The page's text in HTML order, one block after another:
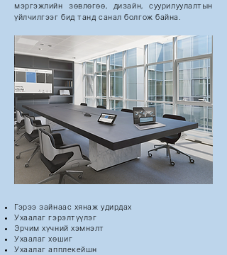
мэргэжлийн зөвлөгөө, дизайн, суурилуулалтын
үйлчилгээг бид танд санал болгож байна.
Гэрээ зайнаас хянаж удирдах
Ухаалаг гэрэлтүүлэг
Эрчим хүчний хэмнэлт
Ухаалаг хөшиг
Ухаалаг апплекейшн